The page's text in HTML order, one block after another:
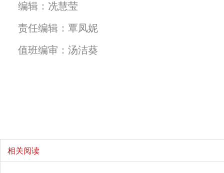
编辑：冼慧莹
责任编辑：覃凤妮
值班编审：汤洁葵
相关阅读